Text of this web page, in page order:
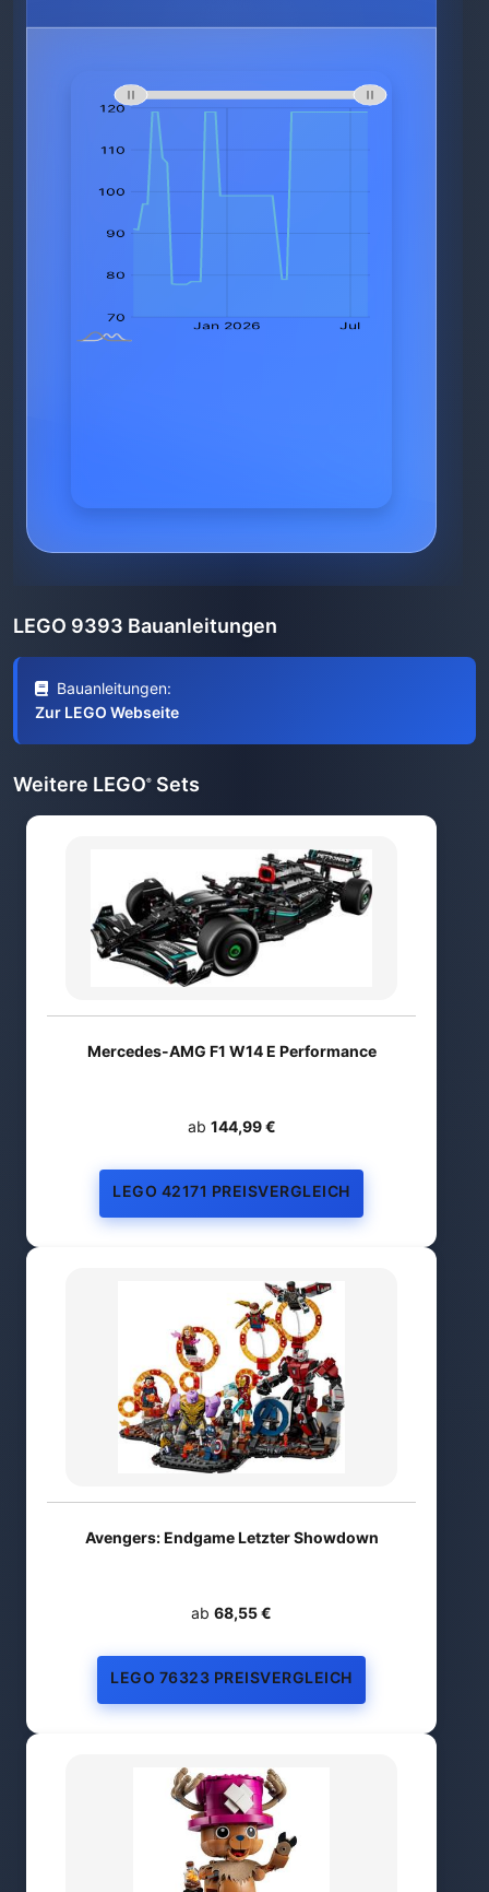
LEGO 9393 Bauanleitungen
Bauanleitungen:
Zur LEGO Webseite
Weitere LEGO® Sets
Mercedes-AMG F1 W14 E Performance
ab 144,99 €
LEGO 42171 PREISVERGLEICH
Avengers: Endgame Letzter Showdown
ab 68,55 €
LEGO 76323 PREISVERGLEICH